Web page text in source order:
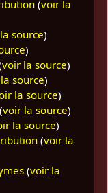
(voir la
source)
)
voir la source)
source)
la source)
(voir la source)
la source)
(voir la
(voir la